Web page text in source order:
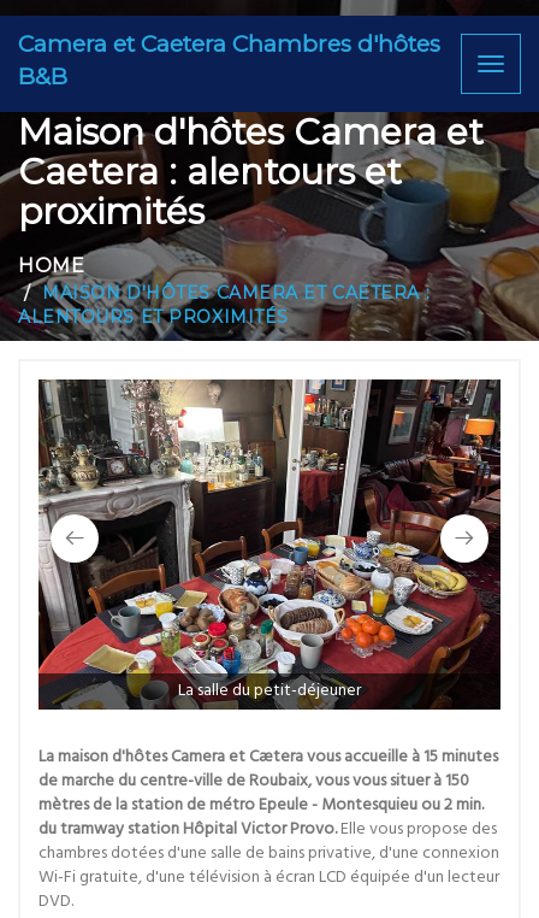
Camera et Caetera Chambres d'hôtes
B&B
Maison d'hôtes Camera et
Caetera : alentours et
proximités
HOME
MAISON D'HÔTES CAMERA ET CAETERA :
ALENTOURS ET PROXIMITÉS
La salle du petit-déjeuner
La maison d'hôtes Camera et Cætera vous accueille à 15 minutes
de marche du centre-ville de Roubaix, vous vous situer à 150
mètres de la station de métro Epeule - Montesquieu ou 2 min.
du tramway station Hôpital Victor Provo.Elle vous propose des
chambres dotées d'une salle de bains privative, d'une connexion
Wi-Fi gratuite, d'une télévision à écran LCD équipée d'un lecteur
DVD.